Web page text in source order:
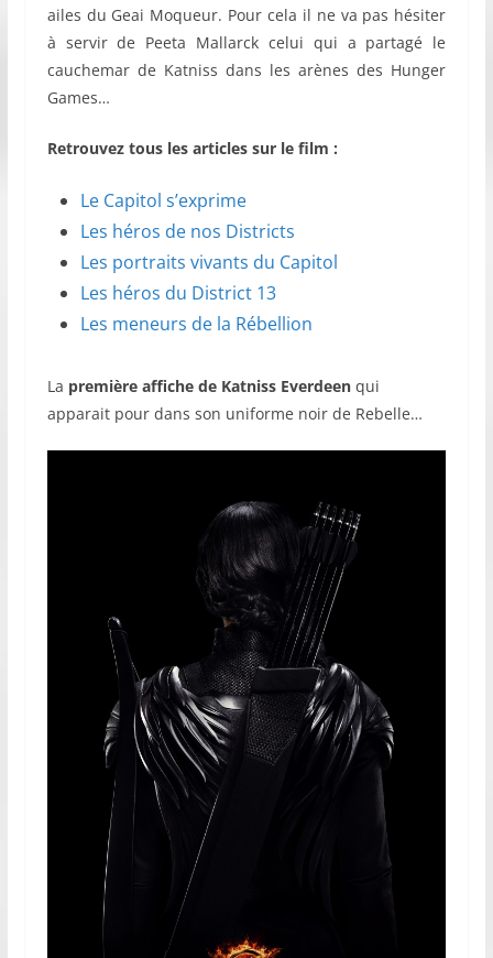
ailes du Geai Moqueur. Pour cela il ne va pas hésiter
à servir de Peeta Mallarck celui qui a partagé le
cauchemar de Katniss dans les arènes des Hunger
Games…
Retrouvez tous les articles sur le film :
Le Capitol s’exprime
Les héros de nos Districts
Les portraits vivants du Capitol
Les héros du District 13
Les meneurs de la Rébellion
La première affiche de Katniss Everdeenqui
apparait pour dans son uniforme noir de Rebelle…